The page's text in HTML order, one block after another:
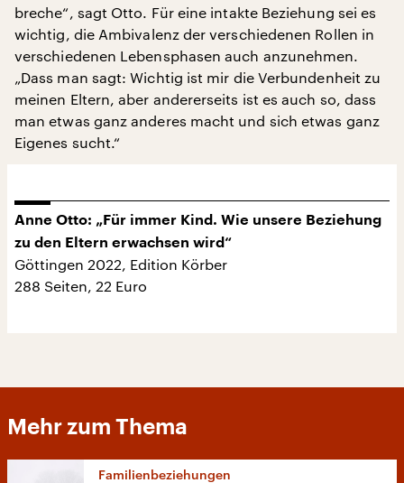
breche“, sagt Otto. Für eine intakte Beziehung sei es
wichtig, die Ambivalenz der verschiedenen Rollen in
verschiedenen Lebensphasen auch anzunehmen.
„Dass man sagt: Wichtig ist mir die Verbundenheit zu
meinen Eltern, aber andererseits ist es auch so, dass
man etwas ganz anderes macht und sich etwas ganz
Eigenes sucht.“
Anne Otto: „Für immer Kind. Wie unsere Beziehung
zu den Eltern erwachsen wird“
Göttingen 2022, Edition Körber
288 Seiten, 22 Euro
Mehr zum Thema
Familienbeziehungen